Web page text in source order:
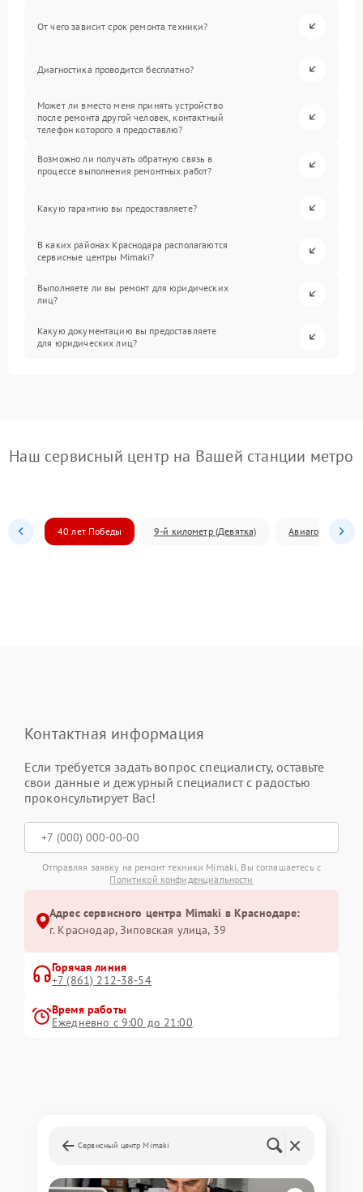
От чего зависит срок ремонта техники?
Диагностика проводится бесплатно?
Может ли вместо меня принять устройство
после ремонта другой человек, контактный
телефон которого я предоставлю?
Возможно ли получать обратную связь в
процессе выполнения ремонтных работ?
Какую гарантию вы предоставляете?
В каких районах Краснодара располагаются
сервисные центры Mimaki?
Выполняете ли вы ремонт для юридических
лиц?
Какую документацию вы предоставляете
для юридических лиц?
Наш сервисный центр на Вашей станции метро
40 лет Победы 9-й километр (Девятка) Авиагородок
Контактная информация
Если требуется задать вопрос специалисту, оставьте
свои данные и дежурный специалист с радостью
проконсультирует Вас!
Отправляя заявку на ремонт техники Mimaki, Вы соглашаетесь с
Политикой конфиденциальности
Адрес сервисного центра Mimaki в Краснодаре:
г. Краснодар, Зиповская улица, 39
Горячая линия
+7 (861) 212-38-54
Время работы
Ежедневно с 9:00 до 21:00
Сервисный центр Mimaki